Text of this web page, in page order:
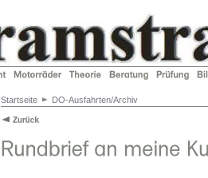
Startseite DO-Ausfahrten/Archiv